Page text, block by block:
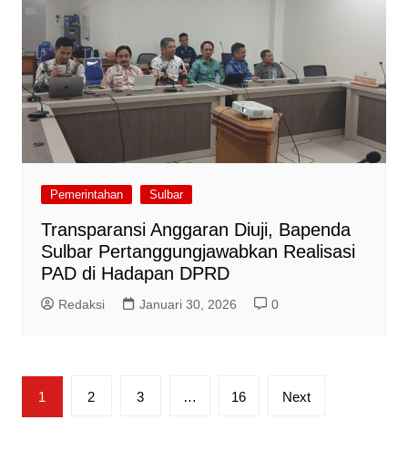
Pemerintahan Sulbar
Transparansi Anggaran Diuji, Bapenda
Sulbar Pertanggungjawabkan Realisasi
PAD di Hadapan DPRD
Redaksi Januari 30, 2026 0
Paginasi
pos
1 2 3 … 16 Next